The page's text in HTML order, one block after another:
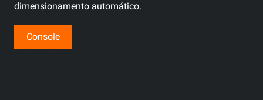
dimensionamento automático.
Console